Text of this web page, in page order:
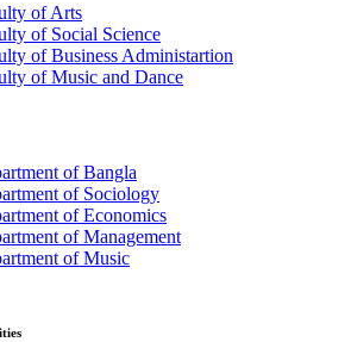
of Arts
of Social Science
of Business Administartion
of Music and Dance
of Bangla
of Sociology
of Economics
of Management
of Music